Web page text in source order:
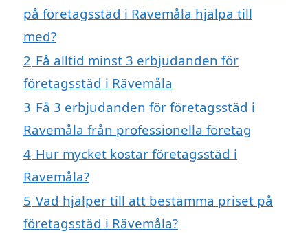
på företagsstäd i Rävemåla hjälpa till
med?
2 Få alltid minst 3 erbjudanden för
företagsstäd i Rävemåla
3 Få 3 erbjudanden för företagsstäd i
Rävemåla från professionella företag
4 Hur mycket kostar företagsstäd i
Rävemåla?
5 Vad hjälper till att bestämma priset på
företagsstäd i Rävemåla?